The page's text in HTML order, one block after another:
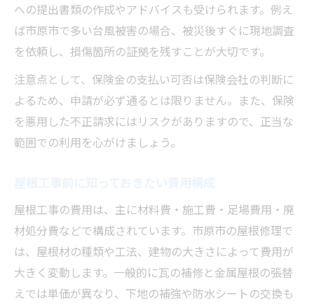
への提出書類の作成やアドバイスも受けられます。例え
ば市原市で多い台風被害の場合、被災後すぐに現地調査
を依頼し、損傷箇所の証拠を残すことが大切です。
注意点として、保険金の支払い可否は保険会社の判断に
よるため、申請が必ず通るとは限りません。また、保険
を悪用した不正請求にはリスクがありますので、正当な
範囲での利用を心がけましょう。
屋根工事の費用は、主に材料費・施工費・足場費用・廃
材処分費などで構成されています。市原市の屋根修理で
は、屋根材の種類や工法、建物の大きさによって費用が
大きく変動します。一般的に瓦の補修と金属屋根の張替
えでは単価が異なり、下地の補強や防水シートの交換も